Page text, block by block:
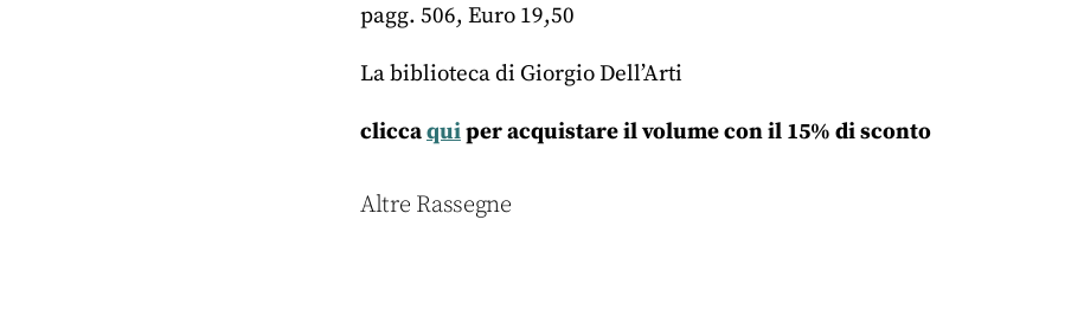
pagg. 506, Euro 19,50
La biblioteca di Giorgio Dell’Arti
cliccaquiper acquistare il volume con il 15% di sconto
Altre Rassegne